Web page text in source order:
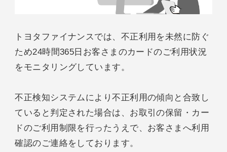
トヨタファイナンスでは、不正利用を未然に防ぐ
ため24時間365日お客さまのカードのご利用状況
をモニタリングしています。
不正検知システムにより不正利用の傾向と合致し
ていると判定された場合は、お取引の保留・カー
ドのご利用制限を行ったうえで、お客さまへ利用
確認のご連絡をしております。